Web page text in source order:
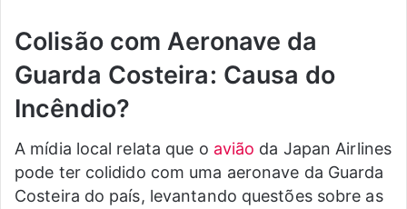
Colisão com Aeronave da
Guarda Costeira: Causa do
Incêndio?
A mídia local relata que o avião da Japan Airlines
pode ter colidido com uma aeronave da Guarda
Costeira do país, levantando questões sobre as